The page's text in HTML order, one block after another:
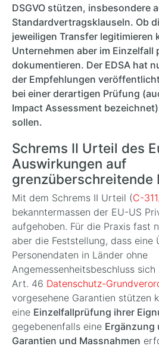
DSGVO stützen, insbesondere
Standardvertragsklauseln. Ob
jeweiligen Transfer legitimieren
Unternehmen aber im Einzelfall
dokumentieren. Der EDSA hat
der Empfehlungen
bei einer derartigen Prüfung
Impact Assessment
sollen.
Schrems II Urteil des
Auswirkungen auf
grenzüberschreitende
Mit dem Schrems II Urteil (C-
bekanntermassen der EU-US
aufgehoben. Für die Praxis fast
aber die Feststellung, dass eine
Personendaten in Länder ohne
Angemessenheitsbeschluss
Art. 46 Datenschutz-
vorgesehene Garantien stützen
eine Einzelfallprüfung ihrer
gegebenenfalls eine Ergänzung
Garantien und Massnahmen